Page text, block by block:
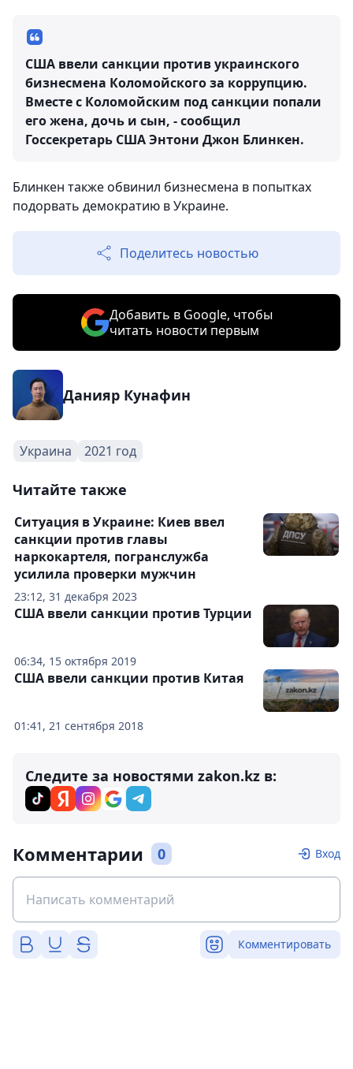
США ввели санкции против украинского
бизнесмена Коломойского за коррупцию.
Вместе с Коломойским под санкции попали
его жена, дочь и сын, - сообщил
Госсекретарь США Энтони Джон Блинкен.
Блинкен также обвинил бизнесмена в попытках
подорвать демократию в Украине.
Поделитесь новостью
Добавить в Google, чтобы
читать новости первым
Данияр Кунафин
Украина 2021 год
Читайте также
23:12, 31 декабря 2023
Ситуация в Украине: Киев ввел
санкции против главы
наркокартеля, погранслужба
усилила проверки мужчин
06:34, 15 октября 2019
США ввели санкции против Турции
01:41, 21 сентября 2018
США ввели санкции против Китая
Следите за новостями zakon.kz в:
Комментарии 0 Вход
Комментировать